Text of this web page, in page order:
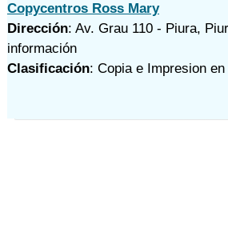
Copycentros Ross Mary
Dirección: Av. Grau 110 - Piura,
información
Clasificación: Copia e Impresion en